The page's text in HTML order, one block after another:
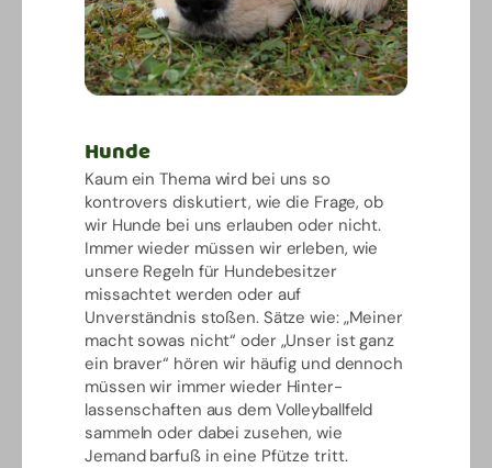
Hunde
Kaum ein Thema wird bei uns so
kontrovers diskutiert, wie die Frage, ob
wir Hunde bei uns erlauben oder nicht.
Immer wieder müssen wir erleben, wie
unsere Regeln für Hundebesitzer
missachtet werden oder auf
Unverständnis stoßen. Sätze wie: „Meiner
macht sowas nicht“ oder „Unser ist ganz
ein braver“ hören wir häufig und dennoch
müssen wir immer wieder Hinter-
lassenschaften aus dem Volleyballfeld
sammeln oder dabei zusehen, wie
Jemand barfuß in eine Pfütze tritt.